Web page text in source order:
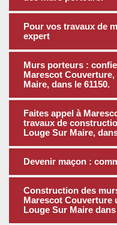
Pour vos travaux de
expert
Murs porteurs :
Marescot
Maire, dans le 61150.
Faites appel à
travaux de
Louge Sur Maire,
Devenir maçon :
Construction des
Marescot Couverture
Louge Sur Maire dans